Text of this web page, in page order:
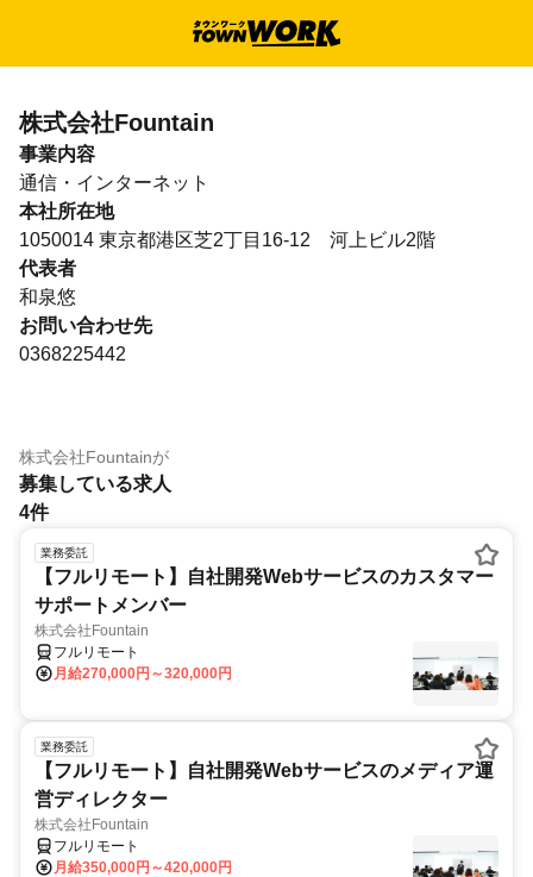
株式会社Fountain
事業内容
通信・インターネット
本社所在地
1050014 東京都港区芝2丁目16-12 河上ビル2階
代表者
和泉悠
お問い合わせ先
0368225442
株式会社Fountainが
募集している求人
4件
業務委託
【フルリモート】自社開発Webサービスのカスタマー
サポートメンバー
株式会社Fountain
月給270,000円～320,000円
フルリモート
業務委託
【フルリモート】自社開発Webサービスのメディア運
営ディレクター
株式会社Fountain
月給350,000円～420,000円
フルリモート